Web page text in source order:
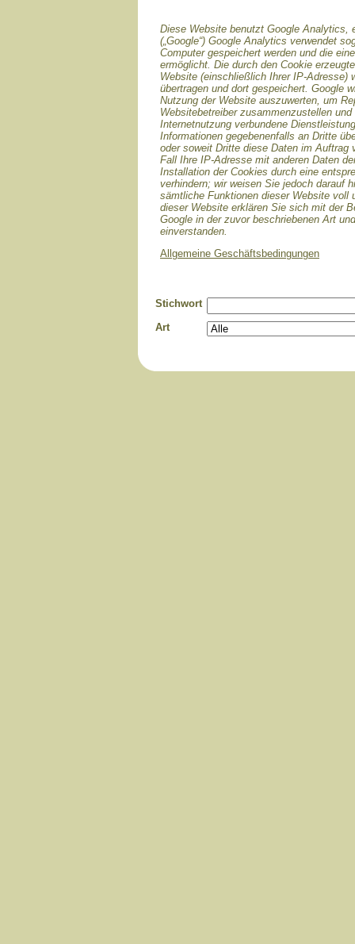
Diese Website benutzt Google Analytics,
(„Google“) Google Analytics verwendet
Computer gespeichert werden und die
ermöglicht. Die durch den Cookie
Website (einschließlich Ihrer IP-Adresse)
übertragen und dort gespeichert. Google
Nutzung der Website auszuwerten, um
Websitebetreiber zusammenzustellen
Internetnutzung verbundene
Informationen gegebenenfalls an Dritte
oder soweit Dritte diese Daten im Auftrag
Fall Ihre IP-Adresse mit anderen Daten
Installation der Cookies durch eine
verhindern; wir weisen Sie jedoch darauf
sämtliche Funktionen dieser Website voll
dieser Website erklären Sie sich mit der
Google in der zuvor beschriebenen Art
einverstanden.
Allgemeine Geschäftsbedingungen
Stichwort
Art